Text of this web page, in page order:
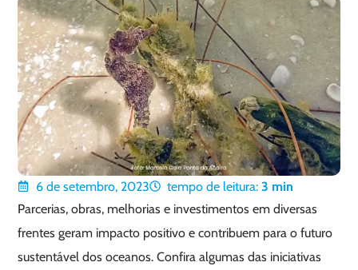
6 de setembro, 2023 tempo de leitura: 3 min
Parcerias, obras, melhorias e investimentos em diversas
frentes geram impacto positivo e contribuem para o futuro
sustentável dos oceanos. Confira algumas das iniciativas